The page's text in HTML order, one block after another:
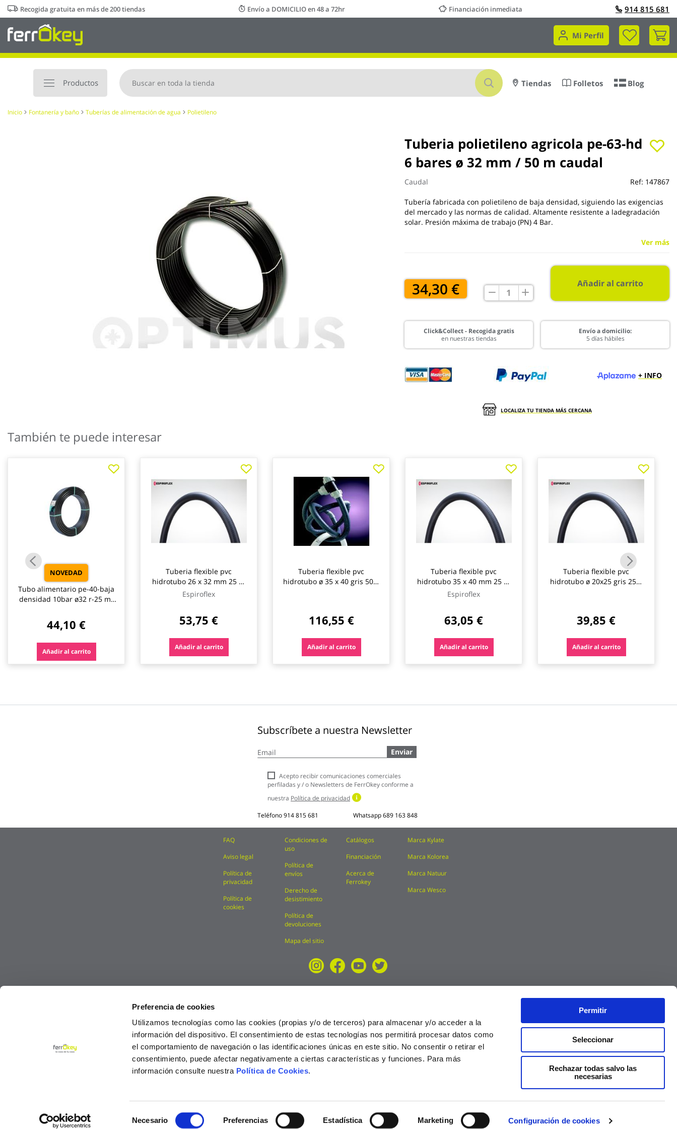
Preferencia de cookies
Utilizamos tecnologías como las cookies (propias y/o de terceros) para almacenar y/o acceder a la
información del dispositivo. El consentimiento de estas tecnologías nos permitirá procesar datos como
el comportamiento de navegación o las identificaciones únicas en este sitio. No consentir o retirar el
consentimiento, puede afectar negativamente a ciertas características y funciones. Para más
información consulte nuestra Política de Cookies.
Necesario Preferencias Estadística Marketing Configuración de cookies
Permitir
Seleccionar
Rechazar todas salvo las
necesarias
Ir
al
contenido
Recogida gratuita en más de 200 tiendas Envío a DOMICILIO en 48 a 72hr Financiación inmediata 914 815 681
Mi Perfil
Mi
Productos
Buscar
Tiendas Folletos Blog
Inicio Fontanería y baño Tuberías de alimentación de agua Polietileno
Tuberia polietileno agricola pe-63-hd
6 bares ø 32 mm / 50 m caudal
Caudal Ref: 147867
Tubería fabricada con polietileno de baja densidad, siguiendo las exigencias
del mercado y las normas de calidad. Altamente resistente a ladegradación
solar. Presión máxima de trabajo (PN) 4 Bar.
Ver más
34,30 € Añadir al carrito
Click&Collect - Recogida gratis
en nuestras tiendas
Envío a domicilio:
5 días hábiles
+ INFO
LOCALIZA TU TIENDA MÁS CERCANA
de
También te puede interesar
NOVEDAD
Tubo alimentario pe-40-baja
densidad 10bar ø32 r-25 mt
44,10 €
Añadir al carrito
Tuberia flexible pvc
hidrotubo 26 x 32 mm 25 m
espiroflex
Espiroflex
53,75 €
Añadir al carrito
Tuberia flexible pvc
hidrotubo ø 35 x 40 gris 50m
116,55 €
Añadir al carrito
Tuberia flexible pvc
hidrotubo 35 x 40 mm 25 m
espiroflex
Espiroflex
63,05 €
Añadir al carrito
Tuberia flexible pvc
hidrotubo ø 20x25 gris 25m
39,85 €
Añadir al carrito
Subscríbete a nuestra Newsletter
a
boletín
noticias:
Enviar
Acepto recibir comunicaciones comerciales
perfiladas y / o Newsletters de FerrOkey conforme a
nuestra Política de privacidad
Teléfono914 815 681 Whatsapp689 163 848
FAQ
Aviso legal
Política de
privacidad
Política de
cookies
Condiciones de
uso
Política de
envíos
Derecho de
desistimiento
Política de
devoluciones
Mapa del sitio
Catálogos
Financiación
Acerca de
Ferrokey
Marca Kylate
Marca Kolorea
Marca Natuur
Marca Wesco
© Ferrokey todos los derechos reservados 2025 Precios válidos solo en la web, no en tienda